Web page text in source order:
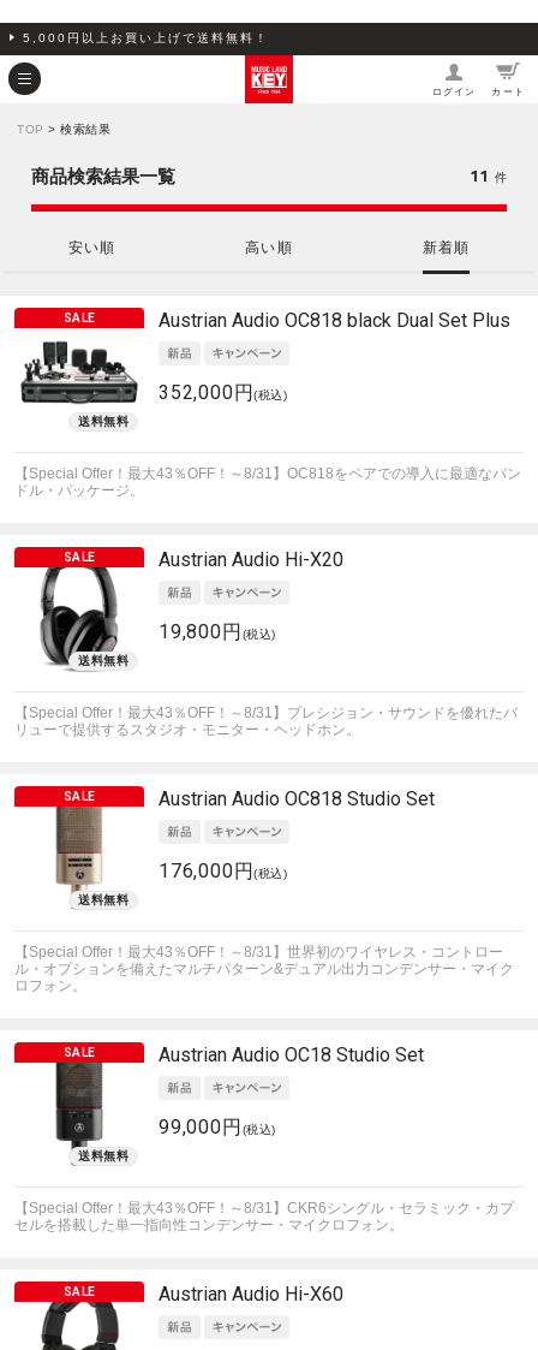
5,000円以上お買い上げで送料無料！
ログイン カート
TOP > 検索結果
安い順 高い順 新着順
商品検索結果一覧 11 件
Austrian Audio OC818 black Dual Set Plus
352,000円(税込)
【Special Offer！最大43％OFF！～8/31】OC818をペアでの導入に最適なバン
ドル・パッケージ。
Austrian Audio Hi-X20
19,800円 (税込)
【Special Offer！最大43％OFF！～8/31】プレシジョン・サウンドを優れたバ
リューで提供するスタジオ・モニター・ヘッドホン。
Austrian Audio OC818 Studio Set
176,000円(税込)
【Special Offer！最大43％OFF！～8/31】世界初のワイヤレス・コントロー
ル・オプションを備えたマルチパターン&デュアル出力コンデンサー・マイク
ロフォン。
Austrian Audio OC18 Studio Set
99,000円 (税込)
【Special Offer！最大43％OFF！～8/31】CKR6シングル・セラミック・カプ
セルを搭載した単一指向性コンデンサー・マイクロフォン。
Austrian Audio Hi-X60